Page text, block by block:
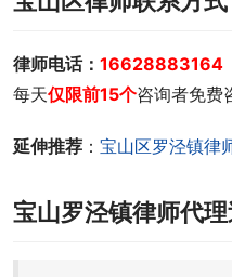
律师电话： 16628883164
每天仅限前15个咨询者免费
延伸推荐 ： 宝山区罗泾镇律
宝山罗泾镇律师代